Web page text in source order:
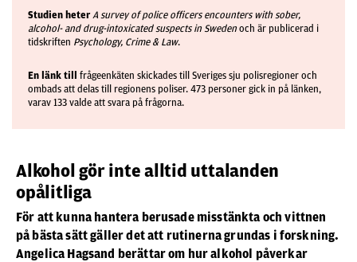
Studien heter A survey of police officers encounters with sober,
alcohol- and drug-intoxicated suspects in Swedenoch är publicerad i
tidskriften Psychology, Crime & Law.
En länk till
frågeenkäten skickades till Sveriges sju polisregioner och
ombads att delas till regionens poliser. 473 personer gick in på länken,
varav 133 valde att svara på frågorna.
Alkohol gör inte alltid uttalanden
opålitliga
För att kunna hantera berusade misstänkta och vittnen
på bästa sätt gäller det att rutinerna grundas i forskning.
Angelica Hagsand berättar om hur alkohol påverkar